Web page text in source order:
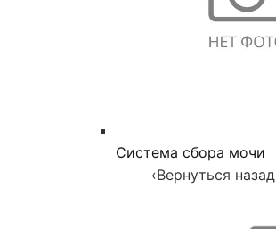
Система сбора мочи
‹Вернуться назад